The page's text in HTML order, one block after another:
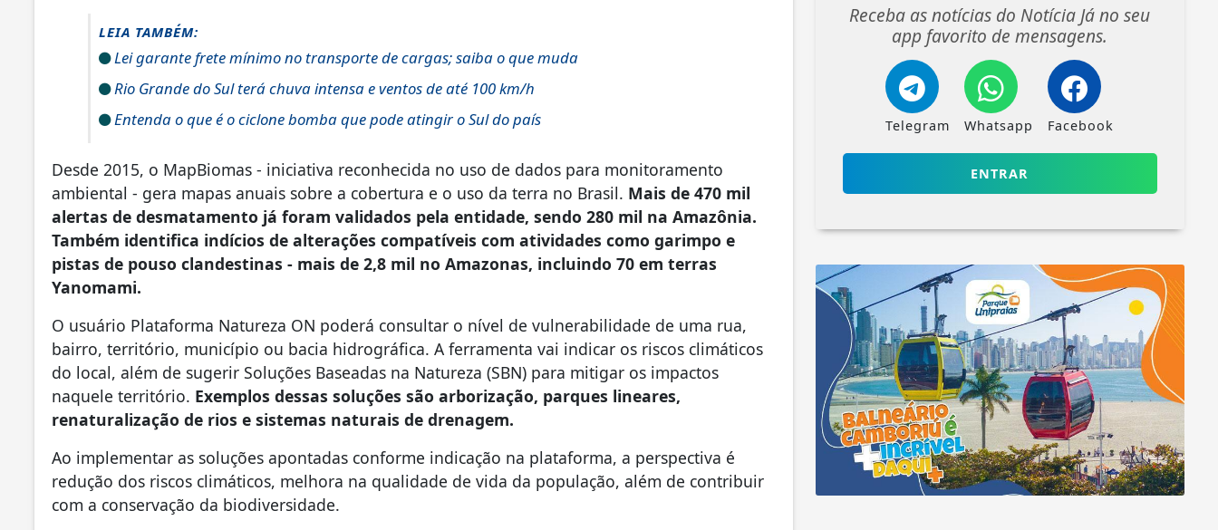
LEIA TAMBÉM:
Lei garante frete mínimo no transporte de cargas; saiba o que muda
Rio Grande do Sul terá chuva intensa e ventos de até 100 km/h
Entenda o que é o ciclone bomba que pode atingir o Sul do país
Desde 2015, o MapBiomas - iniciativa reconhecida no uso de dados para monitoramento
ambiental - gera mapas anuais sobre a cobertura e o uso da terra no Brasil. Mais de 470 mil
alertas de desmatamento já foram validados pela entidade, sendo 280 mil na Amazônia.
Também identifica indícios de alterações compatíveis com atividades como garimpo e
pistas de pouso clandestinas - mais de 2,8 mil no Amazonas, incluindo 70 em terras
Yanomami.
O usuário Plataforma Natureza ON poderá consultar o nível de vulnerabilidade de uma rua,
bairro, território, município ou bacia hidrográfica. A ferramenta vai indicar os riscos climáticos
do local, além de sugerir Soluções Baseadas na Natureza (SBN) para mitigar os impactos
naquele território. Exemplos dessas soluções são arborização, parques lineares,
renaturalização de rios e sistemas naturais de drenagem.
Ao implementar as soluções apontadas conforme indicação na plataforma, a perspectiva é
redução dos riscos climáticos, melhora na qualidade de vida da população, além de contribuir
com a conservação da biodiversidade.
Receba as notícias do Notícia Já no seu
app favorito de mensagens.
Telegram Whatsapp Facebook
ENTRAR